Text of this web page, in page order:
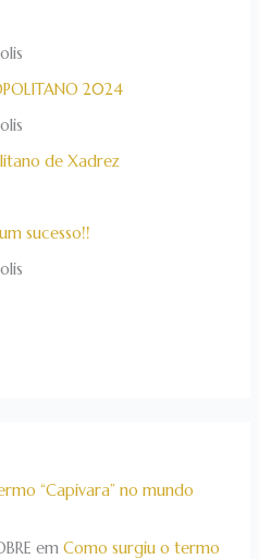
2024
de Xadrez
sucesso!!
“Capivara” no mundo
emComo surgiu o termo